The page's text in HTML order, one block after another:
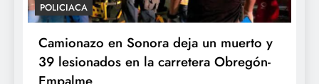
POLICIACA
Camionazo en Sonora deja un muerto y
39 lesionados en la carretera Obregón-